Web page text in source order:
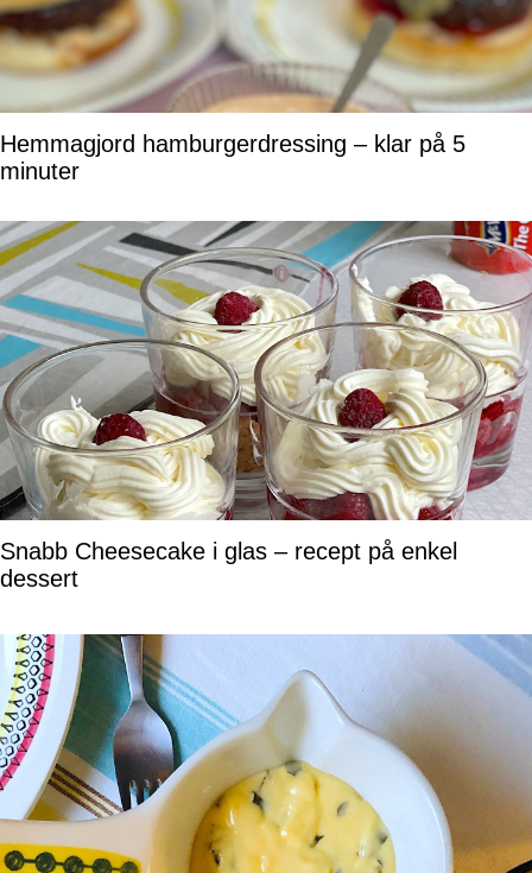
Hemmagjord hamburgerdressing – klar på 5
minuter
Snabb Cheesecake i glas – recept på enkel
dessert